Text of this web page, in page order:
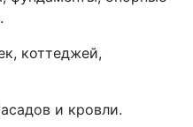
коттеджей,
и кровли.